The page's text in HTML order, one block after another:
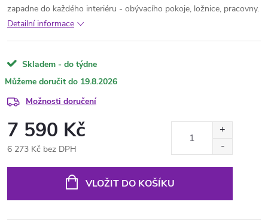
zapadne do každého interiéru - obývacího pokoje, ložnice, pracovny.
Detailní informace
Skladem - do týdne
19.8.2026
Možnosti doručení
7 590 Kč
6 273 Kč bez DPH
VLOŽIT DO KOŠÍKU